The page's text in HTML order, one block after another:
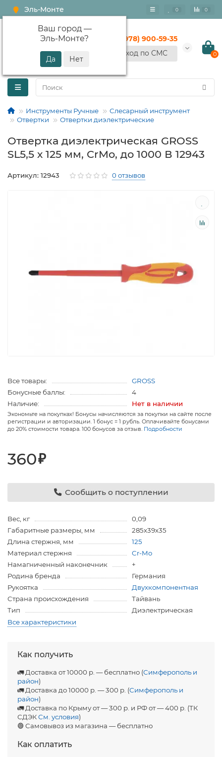
Эль-Монте
Ваш город —
Эль-Монте?
0 0
+7 (978) 900-59-35
Вход по СМС
0
Инструменты Ручные
Слесарный инструмент
Отвертки
Отвертки диэлектрические
Отвертка диэлектрическая GROSS
SL5,5 х 125 мм, CrMo, до 1000 В 12943
Артикул: 12943 0 отзывов
Все товары:
GROSS
Бонусные баллы:
4
Наличие:
Нет в наличии
Экономьте на покупках! Бонусы начисляются за покупки на сайте после
регистрации и авторизации. 1 бонус = 1 рубль. Оплачивайте бонусами
до 20% стоимости товара. 100 бонусов за отзыв. Подробности
360₽
Сообщить о поступлении
Вес, кг
0,09
Габаритные размеры, мм
285х39х35
Длина стержня, мм
125
Материал стержня
Cr-Mo
Намагниченный наконечник
+
Родина бренда
Германия
Рукоятка
Двухкомпонентная
Страна происхождения
Тайвань
Тип
Диэлектрическая
Все характеристики
Как получить
🚛 Доставка от 10000 р. — бесплатно (Симферополь и
район)
🚛 Доставка до 10000 р. — 300 р. (Симферополь и
район)
🚛 Доставка по Крыму от — 300 р. и РФ от — 400 р. (ТК
СДЭКСм. условия)
🟢 Самовывоз из магазина — бесплатно
Как оплатить